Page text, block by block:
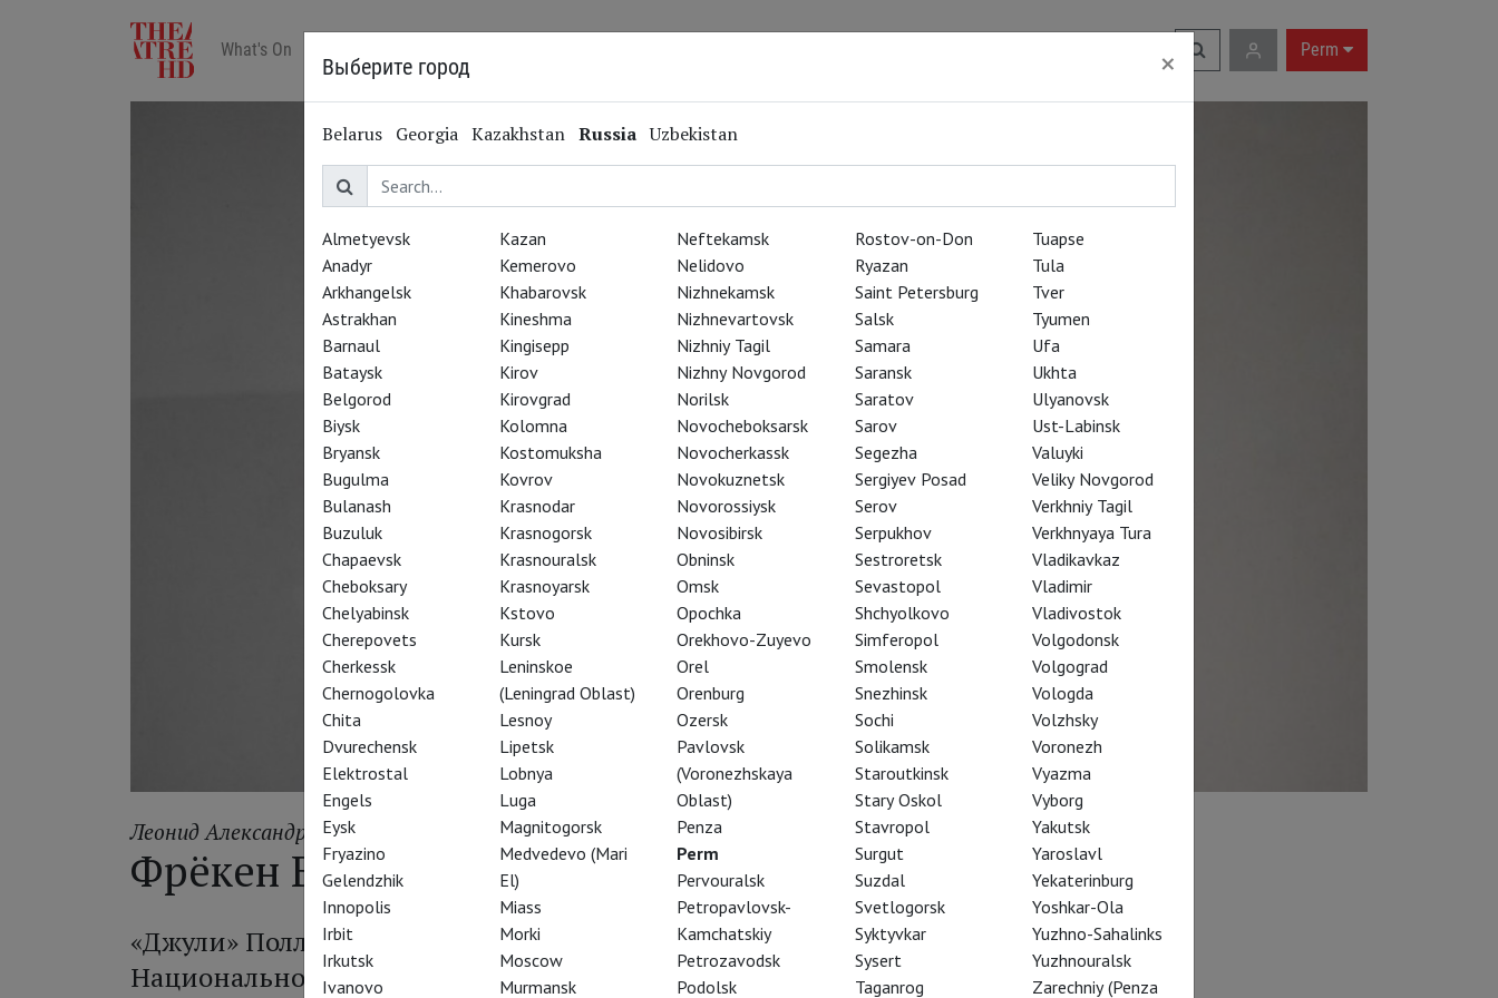
Perm
What's On
Леонид Александровский
Фрёкен Broken
«Джули» Полли Стэнэм и Кэрри Крэкнелл – сенсация на сцене
Национального театра и в кинотеатрах России
Выберите город ×
Belarus Georgia Kazakhstan Russia Uzbekistan
Almetyevsk
Anadyr
Arkhangelsk
Astrakhan
Barnaul
Bataysk
Belgorod
Biysk
Bryansk
Bugulma
Bulanash
Buzuluk
Chapaevsk
Cheboksary
Chelyabinsk
Cherepovets
Cherkessk
Chernogolovka
Chita
Dvurechensk
Elektrostal
Engels
Eysk
Fryazino
Gelendzhik
Innopolis
Irbit
Irkutsk
Ivanovo
Kazan
Kemerovo
Khabarovsk
Kineshma
Kingisepp
Kirov
Kirovgrad
Kolomna
Kostomuksha
Kovrov
Krasnodar
Krasnogorsk
Krasnouralsk
Krasnoyarsk
Kstovo
Kursk
Leninskoe
(Leningrad Oblast)
Lesnoy
Lipetsk
Lobnya
Luga
Magnitogorsk
Medvedevo (Mari
El)
Miass
Morki
Moscow
Murmansk
Neftekamsk
Nelidovo
Nizhnekamsk
Nizhnevartovsk
Nizhniy Tagil
Nizhny Novgorod
Norilsk
Novocheboksarsk
Novocherkassk
Novokuznetsk
Novorossiysk
Novosibirsk
Obninsk
Omsk
Opochka
Orekhovo-Zuyevo
Orel
Orenburg
Ozersk
Pavlovsk
(Voronezhskaya
Oblast)
Penza
Perm
Pervouralsk
Petropavlovsk-
Kamchatskiy
Petrozavodsk
Podolsk
Rostov-on-Don
Ryazan
Saint Petersburg
Salsk
Samara
Saransk
Saratov
Sarov
Segezha
Sergiyev Posad
Serov
Serpukhov
Sestroretsk
Sevastopol
Shchyolkovo
Simferopol
Smolensk
Snezhinsk
Sochi
Solikamsk
Staroutkinsk
Stary Oskol
Stavropol
Surgut
Suzdal
Svetlogorsk
Syktyvkar
Sysert
Taganrog
Tuapse
Tula
Tver
Tyumen
Ufa
Ukhta
Ulyanovsk
Ust-Labinsk
Valuyki
Veliky Novgorod
Verkhniy Tagil
Verkhnyaya Tura
Vladikavkaz
Vladimir
Vladivostok
Volgodonsk
Volgograd
Vologda
Volzhsky
Voronezh
Vyazma
Vyborg
Yakutsk
Yaroslavl
Yekaterinburg
Yoshkar-Ola
Yuzhno-Sahalinks
Yuzhnouralsk
Zarechniy (Penza